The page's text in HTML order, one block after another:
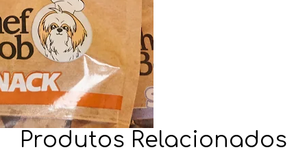
Produtos Relacionados